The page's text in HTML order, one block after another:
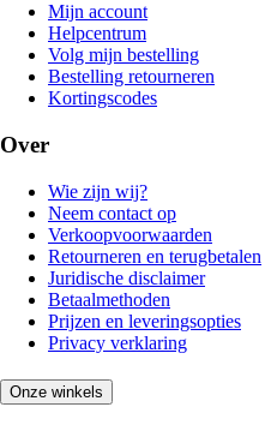
Mijn account
Helpcentrum
Volg mijn bestelling
Bestelling retourneren
Kortingscodes
Over
Wie zijn wij?
Neem contact op
Verkoopvoorwaarden
Retourneren en terugbetalen
Juridische disclaimer
Betaalmethoden
Prijzen en leveringsopties
Privacy verklaring
Onze winkels